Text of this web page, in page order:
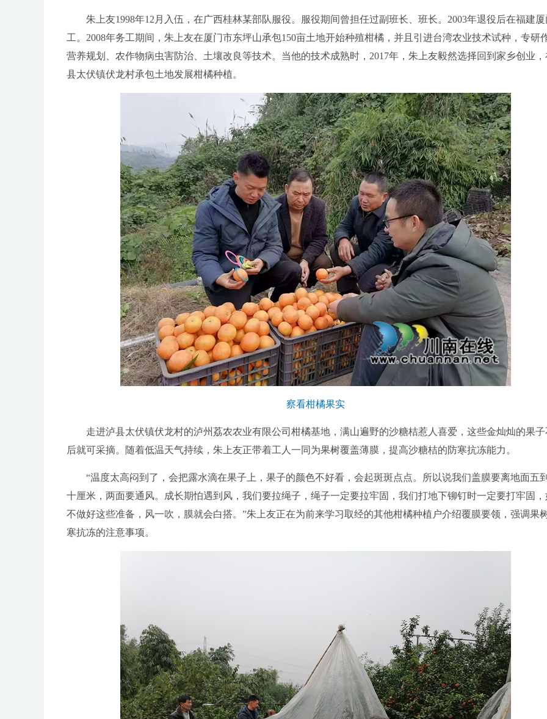
朱上友1998年12月入伍，在广西桂林某部队服役。服役期间曾担任过副班长、班长。2003年退役后在福建厦
工。2008年务工期间，朱上友在厦门市东坪山承包150亩土地开始种殖柑橘，并且引进台湾农业技术试种，专研
营养规划、农作物病虫害防治、土壤改良等技术。当他的技术成熟时，2017年，朱上友毅然选择回到家乡创业
县太伏镇伏龙村承包土地发展柑橘种植。
察看柑橘果实
走进泸县太伏镇伏龙村的泸州荔农农业有限公司柑橘基地，满山遍野的沙糖桔惹人喜爱，这些金灿灿的果子
后就可采摘。随着低温天气持续，朱上友正带着工人一同为果树覆盖薄膜，提高沙糖桔的防寒抗冻能力。
“温度太高闷到了，会把露水滴在果子上，果子的颜色不好看，会起斑斑点点。所以说我们盖膜要离地面五
十厘米，两面要通风。成长期怕遇到风，我们要拉绳子，绳子一定要拉牢固，我们打地下铆钉时一定要打牢固
不做好这些准备，风一吹，膜就会白搭。”朱上友正在为前来学习取经的其他柑橘种植户介绍覆膜要领，强调果
寒抗冻的注意事项。